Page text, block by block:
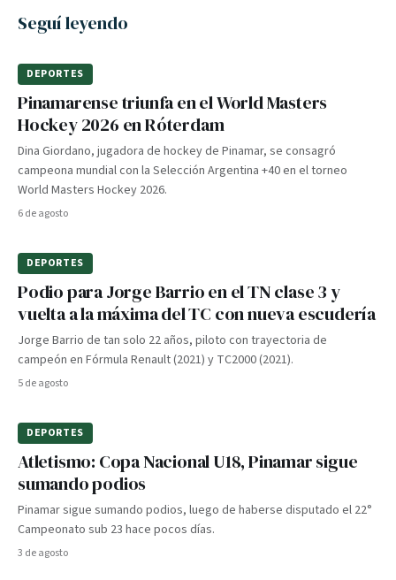
Seguí leyendo
DEPORTES
Pinamarense triunfa en el World Masters
Hockey 2026 en Róterdam
Dina Giordano, jugadora de hockey de Pinamar, se consagró
campeona mundial con la Selección Argentina +40 en el torneo
World Masters Hockey 2026.
6 de agosto
DEPORTES
Podio para Jorge Barrio en el TN clase 3 y
vuelta a la máxima del TC con nueva escudería
Jorge Barrio de tan solo 22 años, piloto con trayectoria de
campeón en Fórmula Renault (2021) y TC2000 (2021).
5 de agosto
DEPORTES
Atletismo: Copa Nacional U18, Pinamar sigue
sumando podios
Pinamar sigue sumando podios, luego de haberse disputado el 22°
Campeonato sub 23 hace pocos días.
3 de agosto